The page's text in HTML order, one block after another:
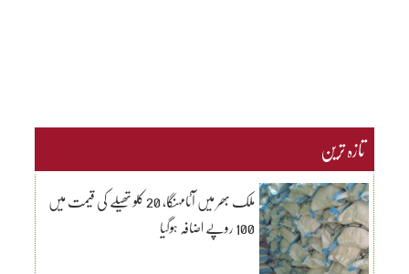
تازہ ترین
ملک بھر میں آٹامہنگا، 20 کلو تھیلے کی قیمت میں
100 روپے اضافہ ہوگیا